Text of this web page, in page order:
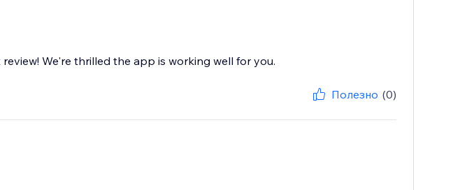
We're thrilled the app is working well for you.
Полезно (0)